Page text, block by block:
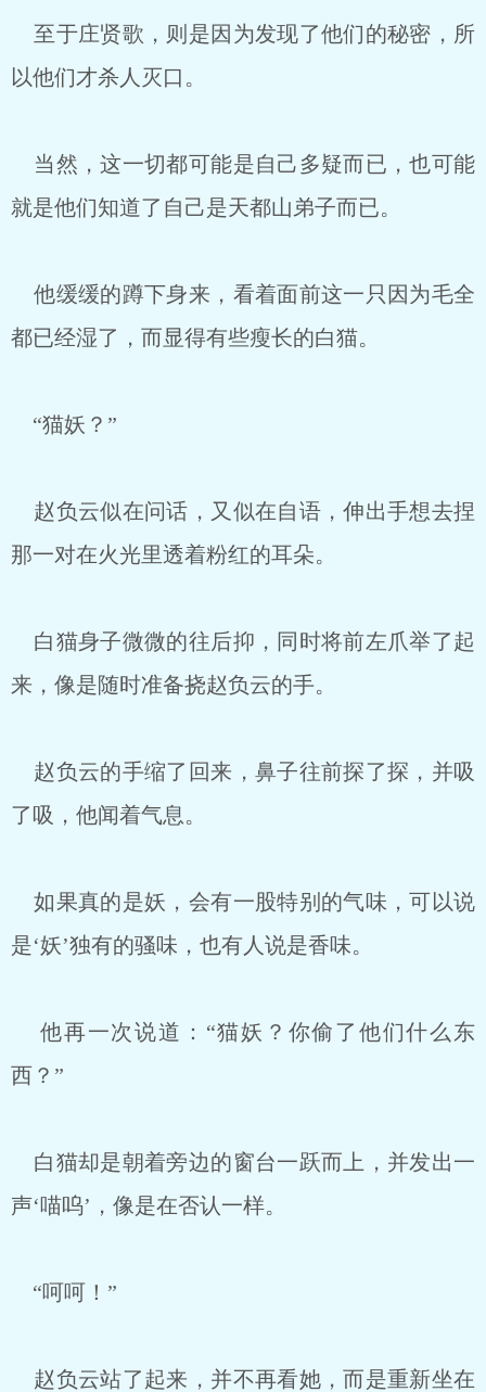
至于庄贤歌，则是因为发现了他们的秘密，所
以他们才杀人灭口。
当然，这一切都可能是自己多疑而已，也可能
就是他们知道了自己是天都山弟子而已。
他缓缓的蹲下身来，看着面前这一只因为毛全
都已经湿了，而显得有些瘦长的白猫。
“猫妖？”
赵负云似在问话，又似在自语，伸出手想去捏
那一对在火光里透着粉红的耳朵。
白猫身子微微的往后抑，同时将前左爪举了起
来，像是随时准备挠赵负云的手。
赵负云的手缩了回来，鼻子往前探了探，并吸
了吸，他闻着气息。
如果真的是妖，会有一股特别的气味，可以说
是‘妖’独有的骚味，也有人说是香味。
他再一次说道：“猫妖？你偷了他们什么东
西？”
白猫却是朝着旁边的窗台一跃而上，并发出一
声‘喵呜’，像是在否认一样。
“呵呵！”
赵负云站了起来，并不再看她，而是重新坐在